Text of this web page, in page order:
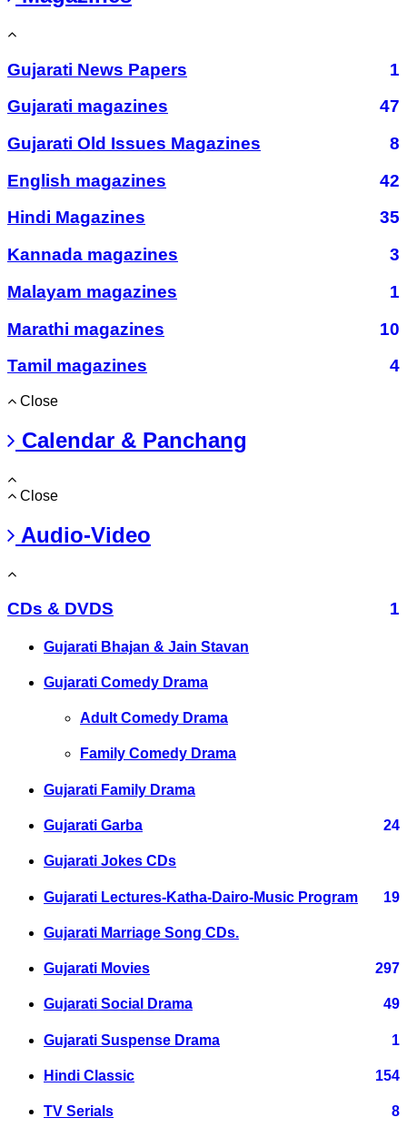
Gujarati News Papers
1
Gujarati magazines
47
Gujarati Old Issues Magazines
8
English magazines
42
Hindi Magazines
35
Kannada magazines
3
Malayam magazines
1
Marathi magazines
10
Tamil magazines
4
Close
Calendar & Panchang
Close
Audio-Video
CDs & DVDS 1
Gujarati Bhajan & Jain Stavan
Gujarati Comedy Drama
Adult Comedy Drama
Family Comedy Drama
Gujarati Family Drama
Gujarati Garba 24
Gujarati Jokes CDs
Gujarati Lectures-Katha-Dairo-Music Program 19
Gujarati Marriage Song CDs.
Gujarati Movies 297
Gujarati Social Drama 49
Gujarati Suspense Drama 1
Hindi Classic 154
TV Serials 8